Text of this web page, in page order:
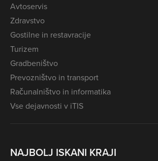
Avtoservis
Zdravstvo
Gostilne in restavracije
Turizem
Gradbeništvo
Prevozništvo in transport
Računalništvo in informatika
Vse dejavnosti v iTIS
NAJBOLJ ISKANI KRAJI